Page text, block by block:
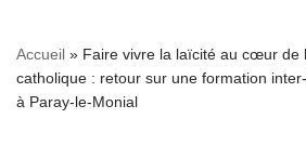
Accueil » Faire vivre la laïcité au cœur de
catholique : retour sur une formation
à Paray-le-Monial